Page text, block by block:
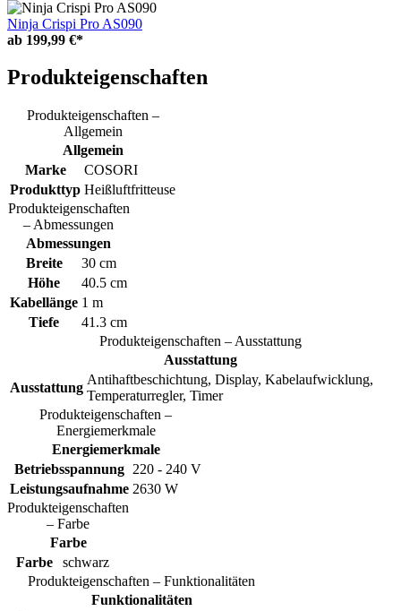
Ninja Crispi Pro AS090
ab 199,99 €*
Produkteigenschaften
Produkteigenschaften –
Allgemein
Allgemein
Marke
COSORI
Produkttyp Heißluftfritteuse
Produkteigenschaften
– Abmessungen
Abmessungen
Breite
30 cm
Höhe
40.5 cm
Kabellänge 1 m
Tiefe
41.3 cm
Produkteigenschaften – Ausstattung
Ausstattung
Ausstattung
Antihaftbeschichtung, Display, Kabelaufwicklung,
Temperaturregler, Timer
Produkteigenschaften –
Energiemerkmale
Energiemerkmale
Betriebsspannung 220 - 240 V
Leistungsaufnahme 2630 W
Produkteigenschaften
– Farbe
Farbe
Farbe
schwarz
Produkteigenschaften – Funktionalitäten
Funktionalitäten